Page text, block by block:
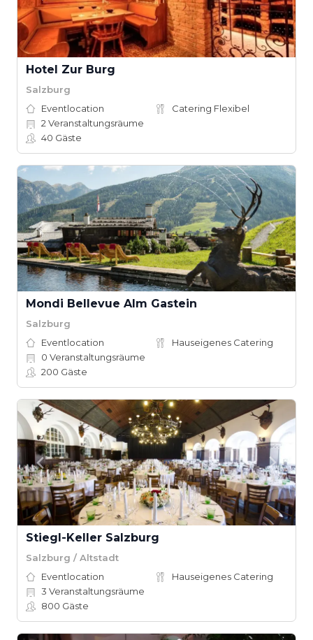
Hotel Zur Burg
Salzburg
Eventlocation
Catering Flexibel
2 Veranstaltungsräume
40 Gäste
Mondi Bellevue Alm Gastein
Salzburg
Eventlocation
Hauseigenes Catering
0 Veranstaltungsräume
200 Gäste
Stiegl-Keller Salzburg
Salzburg / Altstadt
Eventlocation
Hauseigenes Catering
3 Veranstaltungsräume
800 Gäste